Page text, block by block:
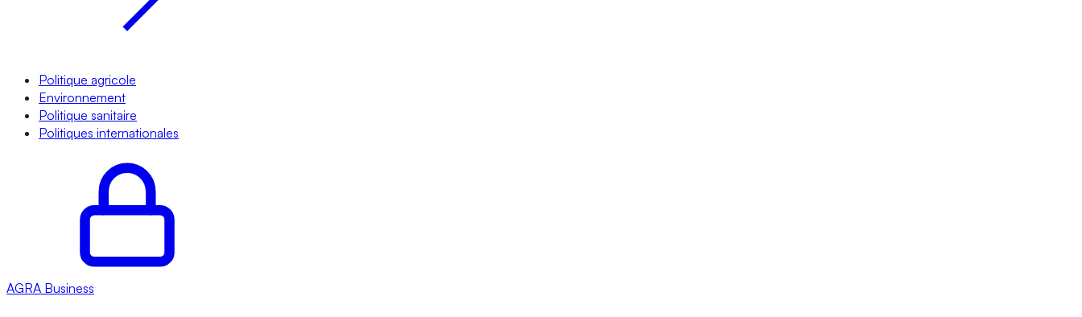
Politique agricole
Environnement
Politique sanitaire
Politiques internationales
AGRA Business